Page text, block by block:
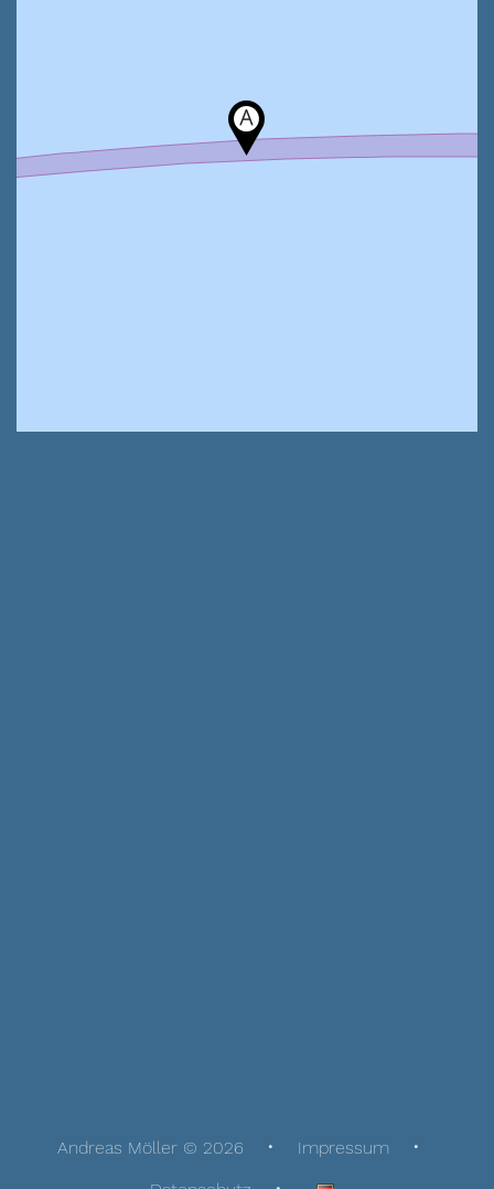
Andreas Möller © 2026
Impressum